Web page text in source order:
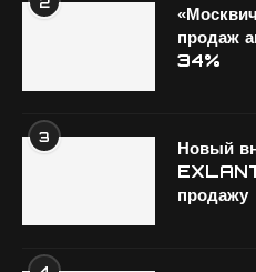
продаж
34%
3
Новый
продажу